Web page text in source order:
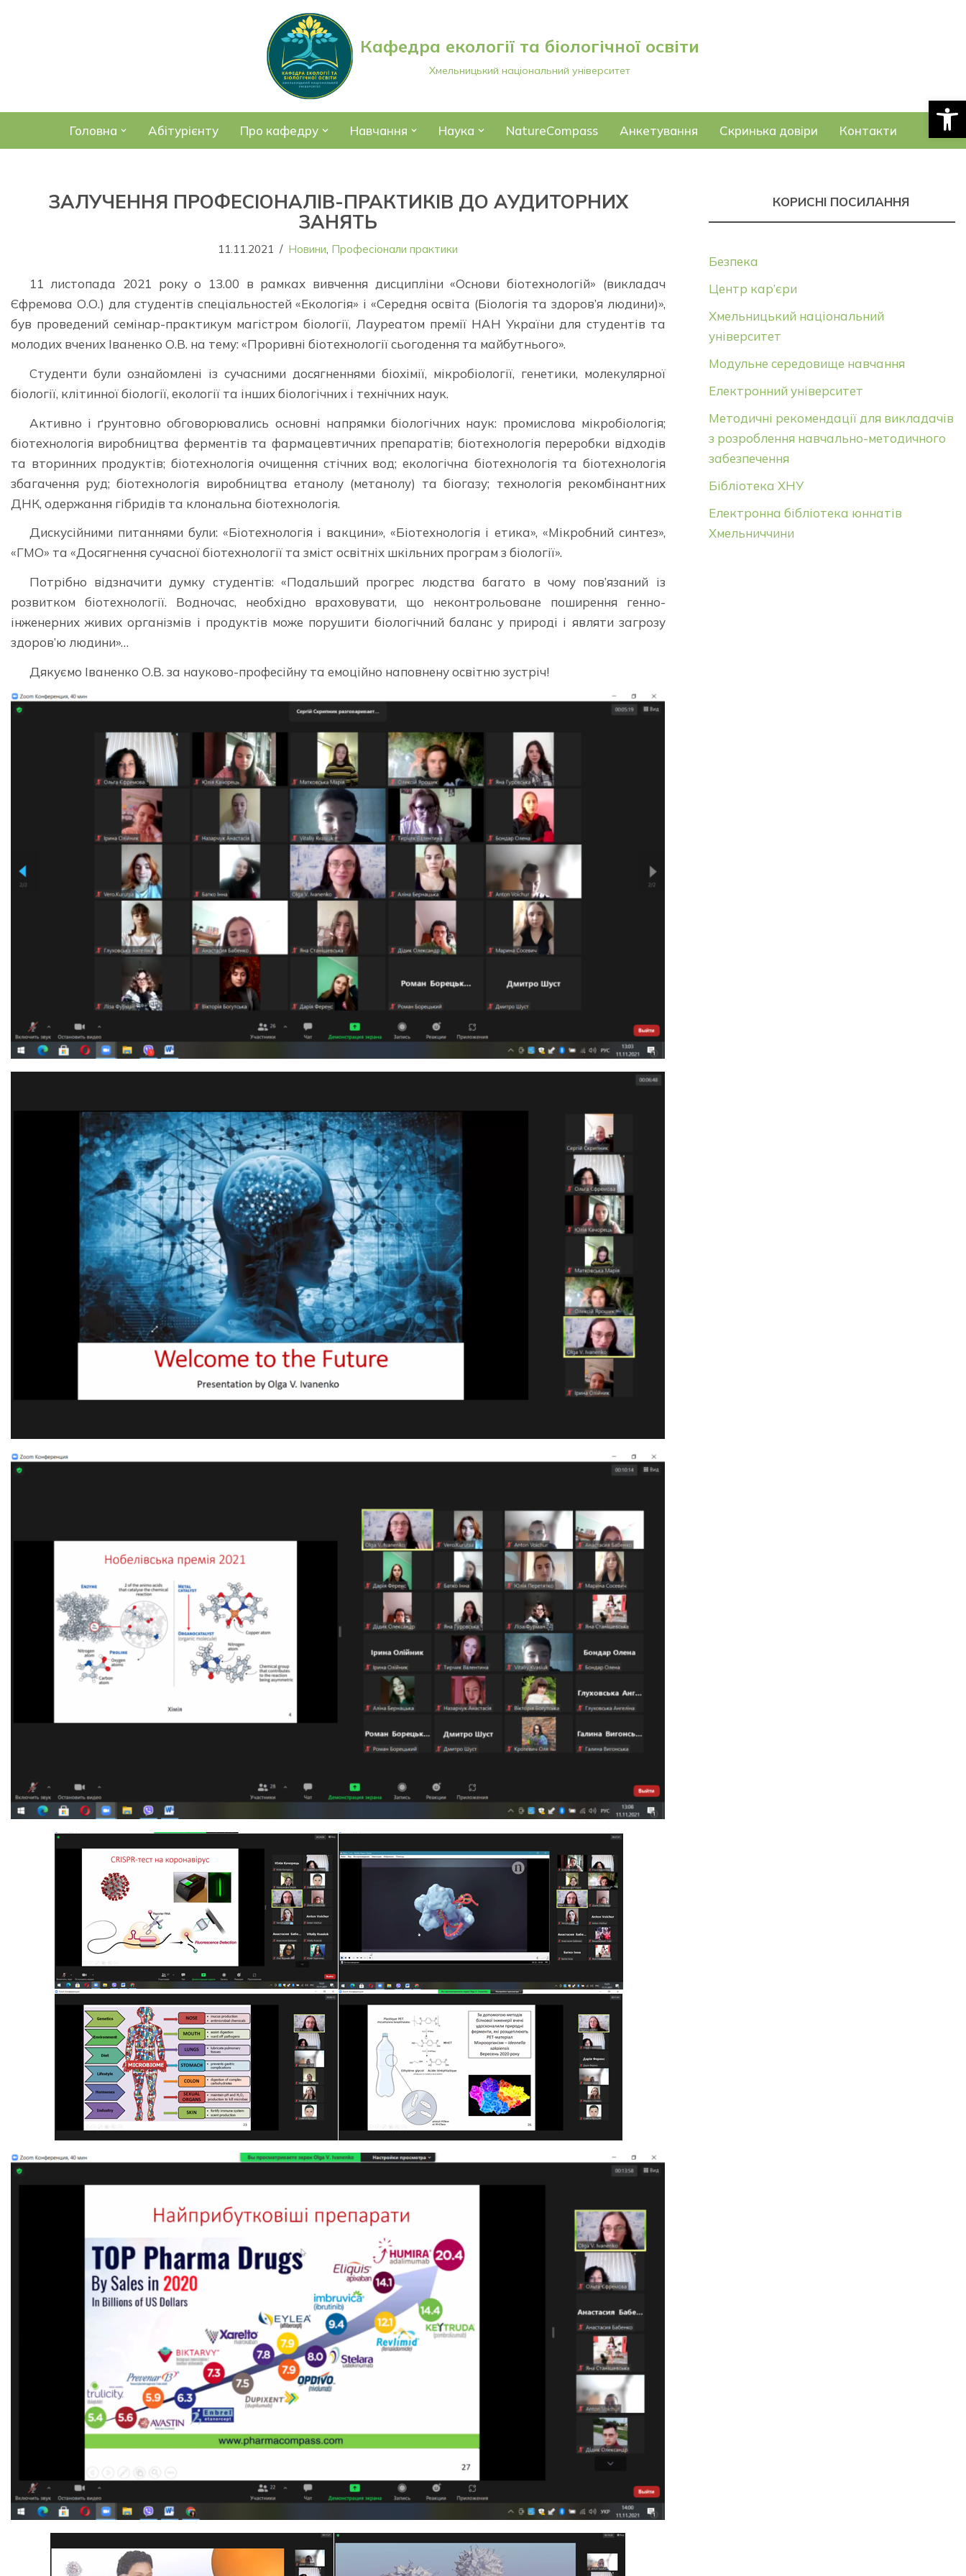
Кафедра екології та біологічної освіти
Хмельницький національний університет
Головна Абітурієнту Про кафедру Навчання Наука NatureCompass Анкетування Скринька довіри Контакти
ЗАЛУЧЕННЯ ПРОФЕСІОНАЛІВ-ПРАКТИКІВ ДО АУДИТОРНИХ
ЗАНЯТЬ
11.11.2021 Новини, Професіонали практики
11 листопада 2021 року о 13.00 в рамках вивчення дисципліни «Основи біотехнологій» (викладач
Єфремова О.О.) для студентів спеціальностей «Екологія» і «Середня освіта (Біологія та здоров’я людини)»,
був проведений семінар-практикум магістром біології, Лауреатом премії НАН України для студентів та
молодих вчених Іваненко О.В. на тему: «Проривні біотехнології сьогодення та майбутнього».
Студенти були ознайомлені із сучасними досягненнями біохімії, мікробіології, генетики, молекулярної
біології, клітинної біології, екології та інших біологічних і технічних наук.
Активно і ґрунтовно обговорювались основні напрямки біологічних наук: промислова мікробіологія;
біотехнологія виробництва ферментів та фармацевтичних препаратів; біотехнологія переробки відходів
та вторинних продуктів; біотехнологія очищення стічних вод; екологічна біотехнологія та біотехнологія
збагачення руд; біотехнологія виробництва етанолу (метанолу) та біогазу; технологія рекомбінантних
ДНК, одержання гібридів та клональна біотехнологія.
Дискусійними питаннями були: «Біотехнологія і вакцини», «Біотехнологія і етика», «Мікробний синтез»,
«ГМО» та «Досягнення сучасної біотехнології та зміст освітніх шкільних програм з біології».
Потрібно відзначити думку студентів: «Подальший прогрес людства багато в чому пов’язаний із
розвитком біотехнології. Водночас, необхідно враховувати, що неконтрольоване поширення генно-
інженерних живих організмів і продуктів може порушити біологічний баланс у природі і являти загрозу
здоров’ю людини»…
Дякуємо Іваненко О.В. за науково-професійну та емоційно наповнену освітню зустріч!
КОРИСНІ ПОСИЛАННЯ
Безпека
Центр кар’єри
Хмельницький національний
університет
Модульне середовище навчання
Електронний університет
Методичні рекомендації для викладачів
з розроблення навчально-методичного
забезпечення
Бібліотека ХНУ
Електронна бібліотека юннатів
Хмельниччини